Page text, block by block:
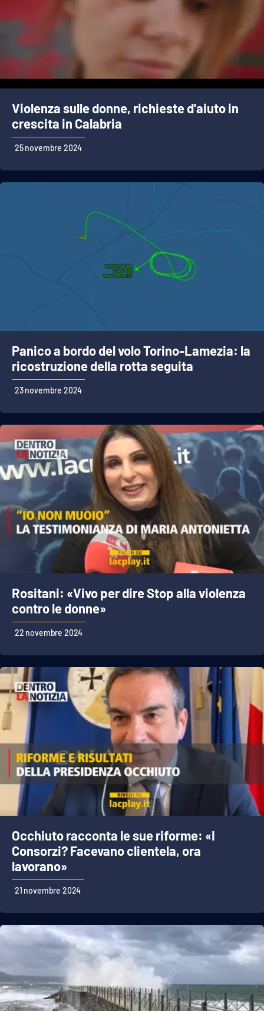
Violenza sulle donne, richieste d'aiuto in
crescita in Calabria
25 novembre 2024
Panico a bordo del volo Torino-Lamezia: la
ricostruzione della rotta seguita
23 novembre 2024
Rositani: «Vivo per dire Stop alla violenza
contro le donne»
22 novembre 2024
Occhiuto racconta le sue riforme: «I
Consorzi? Facevano clientela, ora
lavorano»
21 novembre 2024